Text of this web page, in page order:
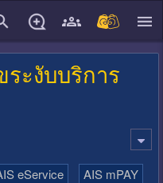
ะงับบริการ
eService AIS mPAY
close